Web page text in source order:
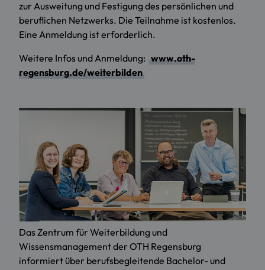
zur Ausweitung und Festigung des persönlichen und
beruflichen Netzwerks. Die Teilnahme ist kostenlos.
Eine Anmeldung ist erforderlich.
Weitere Infos und Anmeldung: www.oth-
regensburg.de/weiterbilden
Das Zentrum für Weiterbildung und
Wissensmanagement der OTH Regensburg
informiert über berufsbegleitende Bachelor- und